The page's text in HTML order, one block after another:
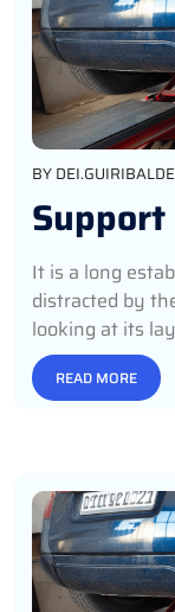
BY
It is a long
distracted by
looking at its
READ MORE